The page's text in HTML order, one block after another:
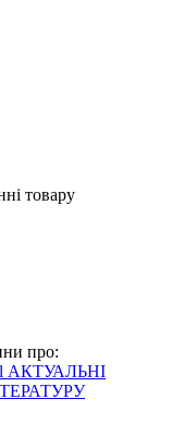
товару
про:
АКТУАЛЬНІ